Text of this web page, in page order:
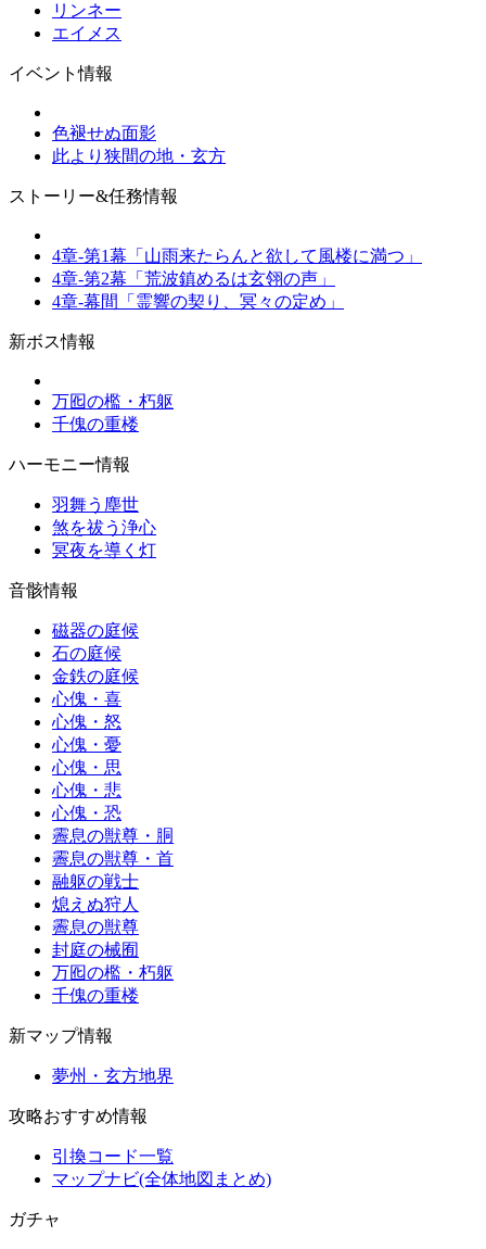
リンネー
エイメス
イベント情報
色褪せぬ面影
此より狭間の地・玄方
ストーリー&任務情報
4章-第1幕「山雨来たらんと欲して風楼に満つ」
4章-第2幕「荒波鎮めるは玄翎の声」
4章-幕間「霊響の契り、冥々の定め」
新ボス情報
万囮の檻・朽躯
千傀の重楼
ハーモニー情報
羽舞う塵世
煞を祓う浄心
冥夜を導く灯
音骸情報
磁器の庭候
石の庭候
金鉄の庭候
心傀・喜
心傀・怒
心傀・憂
心傀・思
心傀・悲
心傀・恐
霽息の獣尊・胴
霽息の獣尊・首
融躯の戦士
熄えぬ狩人
霽息の獣尊
封庭の械囿
万囮の檻・朽躯
千傀の重楼
新マップ情報
夢州・玄方地界
攻略おすすめ情報
引換コード一覧
マップナビ(全体地図まとめ)
ガチャ